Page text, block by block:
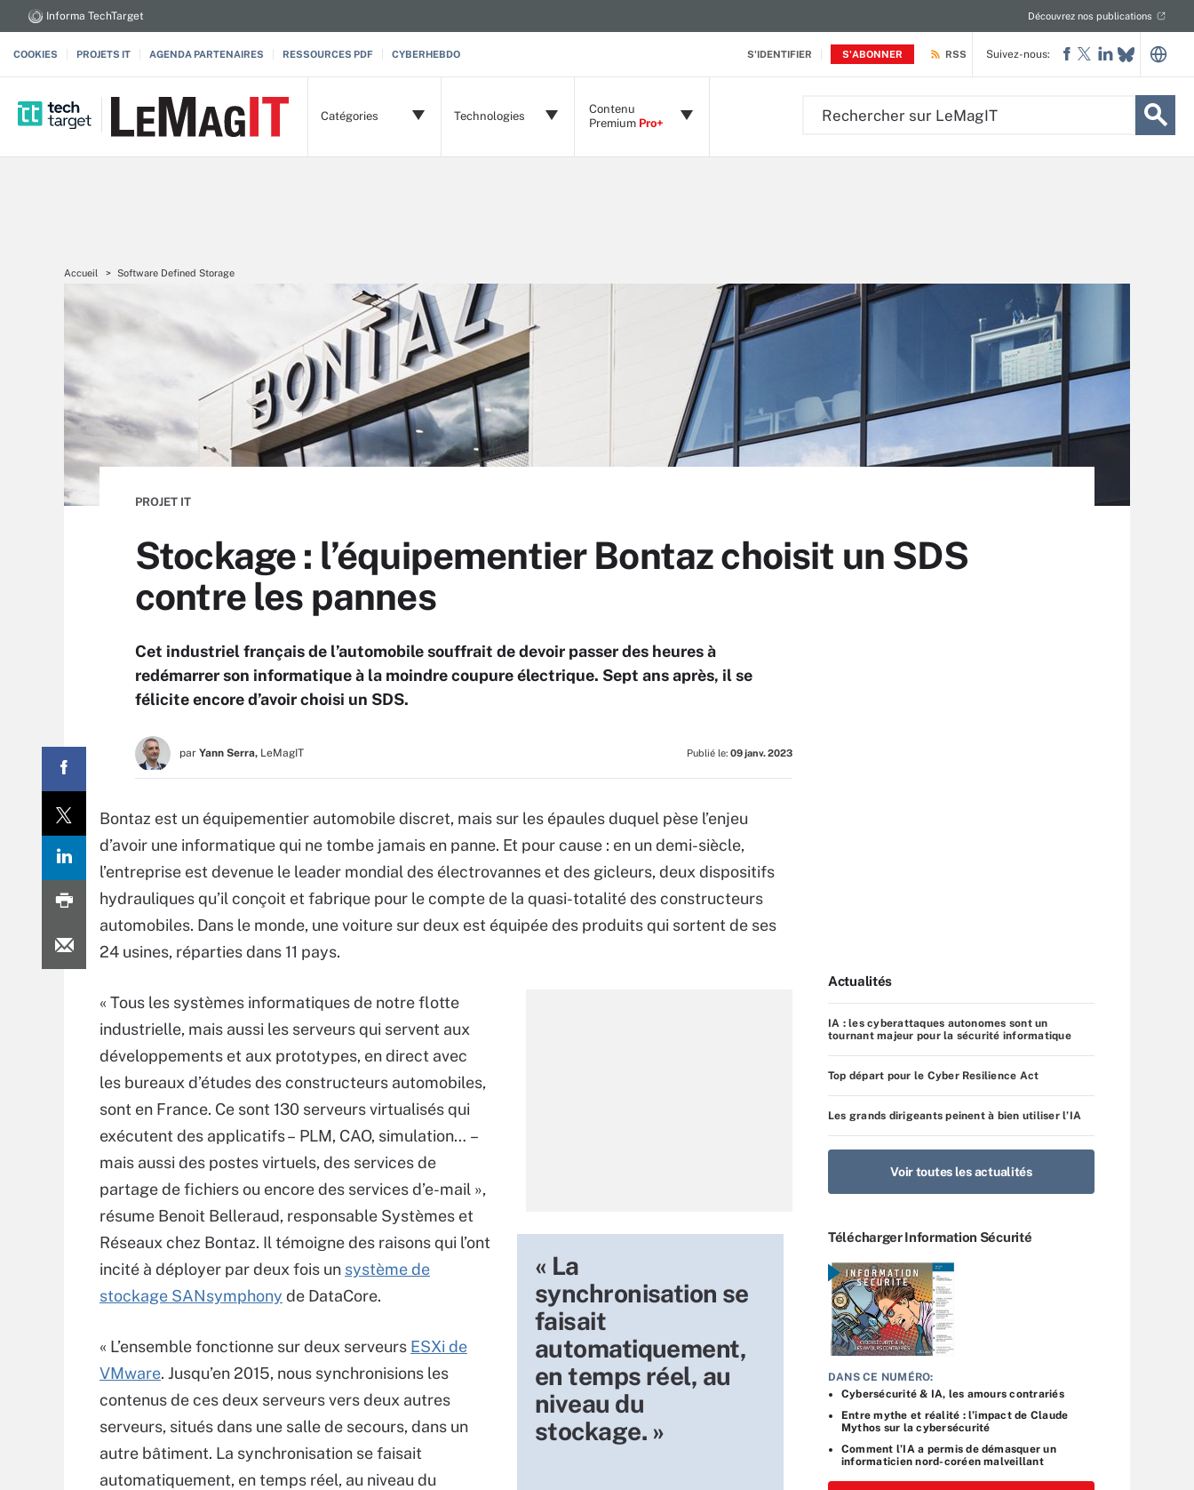
S'IDENTIFIER S'ABONNER
Informa TechTarget Découvrez nos publications
COOKIES PROJETS IT AGENDA PARTENAIRES RESSOURCES PDF CYBERHEBDO RSS
Catégories Technologies
Contenu
Premium Pro+
Suivez-nous:
Accueil Software Defined Storage
PROJET IT
Stockage : l’équipementier Bontaz choisit un SDS
contre les pannes
Cet industriel français de l’automobile souffrait de devoir passer des heures à
redémarrer son informatique à la moindre coupure électrique. Sept ans après, il se
félicite encore d’avoir choisi un SDS.
par Yann Serra, LeMagIT Publié le: 09 janv. 2023
Bontaz est un équipementier automobile discret, mais sur les épaules duquel pèse l’enjeu
d’avoir une informatique qui ne tombe jamais en panne. Et pour cause : en un demi-siècle,
l’entreprise est devenue le leader mondial des électrovannes et des gicleurs, deux dispositifs
hydrauliques qu’il conçoit et fabrique pour le compte de la quasi-totalité des constructeurs
automobiles. Dans le monde, une voiture sur deux est équipée des produits qui sortent de ses
24 usines, réparties dans 11 pays.
« La
synchronisation se
faisait
automatiquement,
en temps réel, au
niveau du
stockage. »
« Tous les systèmes informatiques de notre flotte
industrielle, mais aussi les serveurs qui servent aux
développements et aux prototypes, en direct avec
les bureaux d’études des constructeurs automobiles,
sont en France. Ce sont 130 serveurs virtualisés qui
exécutent des applicatifs – PLM, CAO, simulation… –
mais aussi des postes virtuels, des services de
partage de fichiers ou encore des services d’e-mail »,
résume Benoit Belleraud, responsable Systèmes et
Réseaux chez Bontaz. Il témoigne des raisons qui l’ont
incité à déployer par deux fois un système de
stockage SANsymphony de DataCore.
« L’ensemble fonctionne sur deux serveurs ESXi de
VMware. Jusqu’en 2015, nous synchronisions les
contenus de ces deux serveurs vers deux autres
serveurs, situés dans une salle de secours, dans un
autre bâtiment. La synchronisation se faisait
automatiquement, en temps réel, au niveau du
Actualités
IA : les cyberattaques autonomes sont un
tournant majeur pour la sécurité informatique
Top départ pour le Cyber Resilience Act
Les grands dirigeants peinent à bien utiliser l’IA
Voir toutes les actualités
Télécharger Information Sécurité
DANS CE NUMÉRO:
Cybersécurité & IA, les amours contrariés
Entre mythe et réalité : l’impact de Claude
Mythos sur la cybersécurité
Comment l’IA a permis de démasquer un
informaticien nord-coréen malveillant